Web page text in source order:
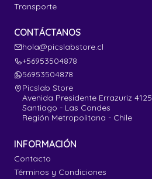
Transporte
CONTÁCTANOS
hola@picslabstore.cl
+56953504878
56953504878
Picslab Store
Avenida Presidente Errazuriz 4125
Santiago - Las Condes
Región Metropolitana - Chile
INFORMACIÓN
Contacto
Términos y Condiciones